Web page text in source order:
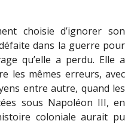
choisie d’ignorer son
dans la guerre pour
qu’elle a perdu. Elle a
les mêmes erreurs, avec
entre autre, quand les
sous Napoléon III, en
coloniale aurait pu